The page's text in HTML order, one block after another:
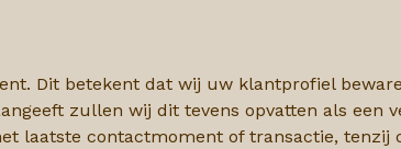
Dit betekent dat wij uw klantprofiel
zullen wij dit tevens opvatten als een
laatste contactmoment of transactie, tenzij